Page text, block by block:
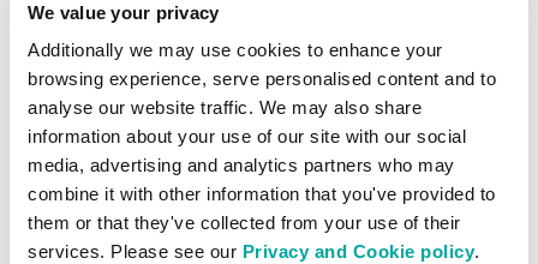
We value your privacy
Additionally we may use cookies to enhance your
browsing experience, serve personalised content and to
analyse our website traffic. We may also share
information about your use of our site with our social
media, advertising and analytics partners who may
combine it with other information that you've provided to
them or that they've collected from your use of their
services. Please see our Privacy and Cookie policy.
informatique sera exploitée selon les
normes environnementales les plus
strictes.